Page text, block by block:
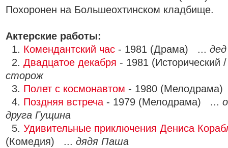
Похоронен на Большеохтинском кладбище.
Актерские работы:
1. Комендантский час - 1981 (Драма) ... дед
2. Двадцатое декабря - 1981
сторож
3. Полет с космонавтом - 1980
4. Поздняя встреча - 1979 (Мелодрама) ...
друга Гущина
5. Удивительные приключения Дениса
(Комедия) ... дядя Паша